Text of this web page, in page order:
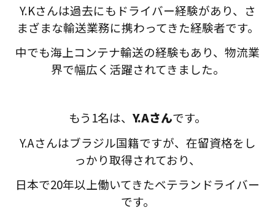
Y.Kさんは過去にもドライバー経験があり、さ
まざまな輸送業務に携わってきた経験者です。
中でも海上コンテナ輸送の経験もあり、物流業
界で幅広く活躍されてきました。
もう1名は、 Y.Aさんです。
Y.Aさんはブラジル国籍ですが、在留資格をし
っかり取得されており、
日本で20年以上働いてきたベテランドライバー
です。